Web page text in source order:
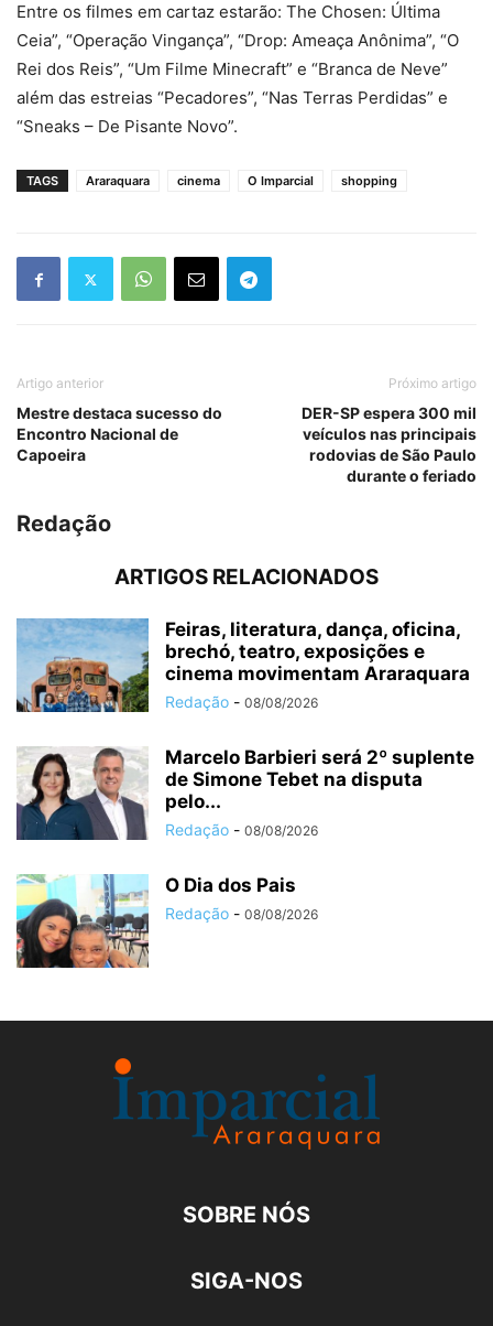
Entre os filmes em cartaz estarão: The Chosen: Última
Ceia”, “Operação Vingança”, “Drop: Ameaça Anônima”, “O
Rei dos Reis”, “Um Filme Minecraft” e “Branca de Neve”
além das estreias “Pecadores”, “Nas Terras Perdidas” e
“Sneaks – De Pisante Novo”.
TAGS Araraquara cinema O Imparcial shopping
Artigo anterior
Mestre destaca sucesso do
Encontro Nacional de
Capoeira
Próximo artigo
DER-SP espera 300 mil
veículos nas principais
rodovias de São Paulo
durante o feriado
Redação
ARTIGOS RELACIONADOS
Feiras, literatura, dança, oficina,
brechó, teatro, exposições e
cinema movimentam Araraquara
Redação - 08/08/2026
Marcelo Barbieri será 2º suplente
de Simone Tebet na disputa
pelo...
Redação - 08/08/2026
O Dia dos Pais
Redação - 08/08/2026
SOBRE NÓS
SIGA-NOS